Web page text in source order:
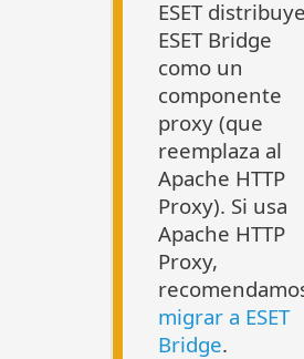
ESET
ESET Bridge
como un
componente
proxy (que
reemplaza al
Apache HTTP
Proxy). Si usa
Apache HTTP
Proxy,
migrar a ESET
Bridge.